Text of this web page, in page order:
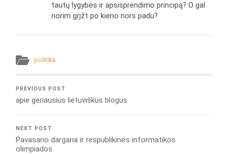
tautų lygybės ir apsisprendimo principą? O gal
norim grįžt po kieno nors padu?
politika
PREVIOUS POST
apie geriausius lietuviškus blogus
NEXT POST
Pavasario dargana ir respublikinės informatikos
olimpiados